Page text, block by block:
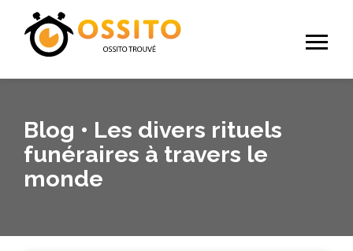
Blog • Les divers rituels
funéraires à travers le
monde